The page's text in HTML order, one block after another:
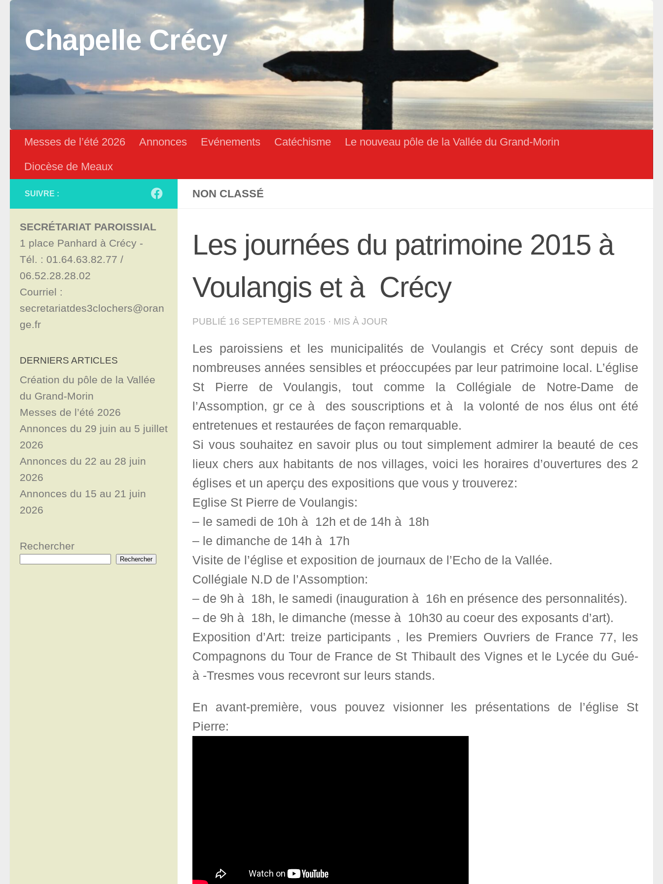
Skip to content
Chapelle Crécy
Messes de l’été 2026 Annonces Evénements Catéchisme
Le nouveau pôle de la Vallée du Grand-Morin
Diocèse de Meaux
NON CLASSÉ
Les journées du patrimoine 2015 à
Voulangis et à Crécy
PUBLIÉ 16 SEPTEMBRE 2015 · MIS À JOUR
Les paroissiens et les municipalités de Voulangis et Crécy sont depuis de
nombreuses années sensibles et préoccupées par leur patrimoine local. L’église
St Pierre de Voulangis, tout comme la Collégiale de Notre-Dame de
l’Assomption, gr ce à des souscriptions et à la volonté de nos élus ont été
entretenues et restaurées de façon remarquable.
Si vous souhaitez en savoir plus ou tout simplement admirer la beauté de ces
lieux chers aux habitants de nos villages, voici les horaires d’ouvertures des 2
églises et un aperçu des expositions que vous y trouverez:
Eglise St Pierre de Voulangis:
– le samedi de 10h à 12h et de 14h à 18h
– le dimanche de 14h à 17h
Visite de l’église et exposition de journaux de l’Echo de la Vallée.
Collégiale N.D de l’Assomption:
– de 9h à 18h, le samedi (inauguration à 16h en présence des personnalités).
– de 9h à 18h, le dimanche (messe à 10h30 au coeur des exposants d’art).
Exposition d’Art: treize participants , les Premiers Ouvriers de France 77, les
Compagnons du Tour de France de St Thibault des Vignes et le Lycée du Gué-
à -Tresmes vous recevront sur leurs stands.
En avant-première, vous pouvez visionner les présentations de l’église St
Pierre:
SUIVRE :
SECRÉTARIAT PAROISSIAL
1 place Panhard à Crécy -
Tél. : 01.64.63.82.77 /
06.52.28.28.02
Courriel :
secretariatdes3clochers@oran
ge.fr
DERNIERS ARTICLES
Création du pôle de la Vallée
du Grand-Morin
Messes de l’été 2026
Annonces du 29 juin au 5 juillet
2026
Annonces du 22 au 28 juin
2026
Annonces du 15 au 21 juin
2026
Rechercher
Rechercher